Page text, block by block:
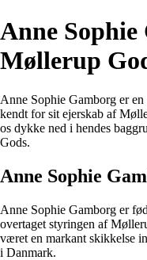
Anne Sophie
Møllerup
Anne Sophie Gamborg er
kendt for sit ejerskab af
os dykke ned i hendes
Gods.
Anne Sophie
Anne Sophie Gamborg er
overtaget styringen af
været en markant skikkelse
i Danmark.